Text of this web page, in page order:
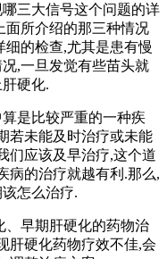
三大信号这个问题的详
面所介绍的那三种情况
细的检查,尤其是患有慢
,一旦发觉有些苗头就
硬化.
是比较严重的一种疾
若未能及时治疗或未能
们应该及早治疗,这个道
病的治疗就越有利.那么,
怎么治疗.
早期肝硬化的药物治
肝硬化药物疗效不佳,会